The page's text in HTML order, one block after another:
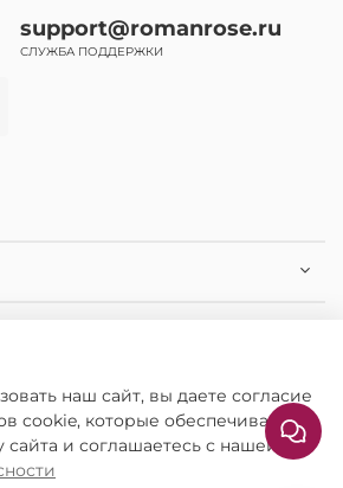
support@romanrose.ru
СЛУЖБА ПОДДЕРЖКИ
наш сайт, вы даете согласие
cookie, которые обеспечивают
и соглашаетесь с нашей